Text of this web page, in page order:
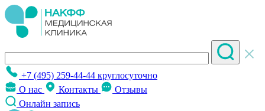
+7 (495) 259-44-44 круглосуточно
О нас
Контакты
Отзывы
Онлайн запись